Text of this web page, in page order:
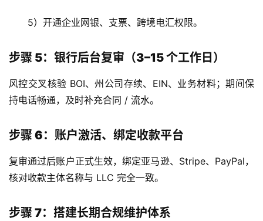
外
行
开
全
球
支
付
案
5）开通企业网银、支票、跨境电汇权限。
步骤 5：银行后台复审（3–15 个工作日）
风控交叉核验 BOI、州公司存续、EIN、业务材料；期间保
持电话畅通，及时补充合同 / 流水。
步骤 6：账户激活、绑定收款平台
复审通过后账户正式生效，绑定亚马逊、Stripe、PayPal，
核对收款主体名称与 LLC 完全一致。
步骤 7：搭建长期合规维护体系